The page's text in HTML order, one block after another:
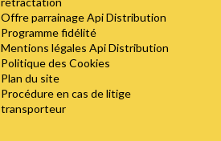
Offre parrainage Api Distribution
Programme fidélité
Mentions légales Api Distribution
Politique des Cookies
Plan du site
Procédure en cas de litige
transporteur